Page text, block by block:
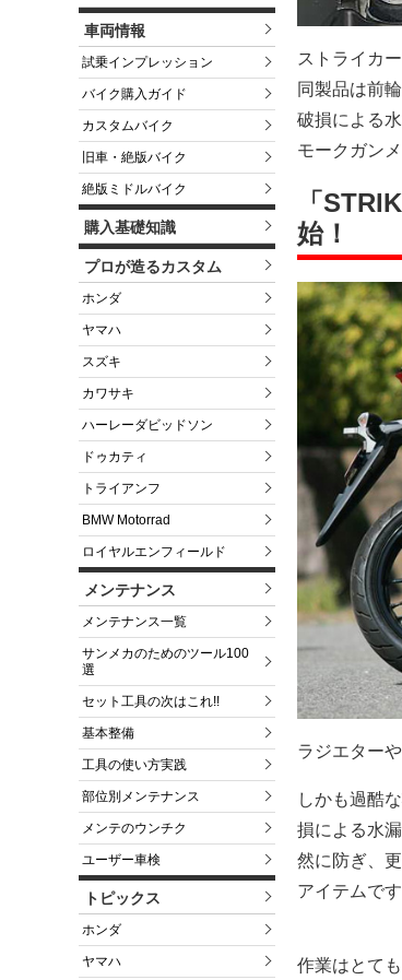
車両情報
試乗インプレッション
バイク購入ガイド
カスタムバイク
旧車・絶版バイク
絶版ミドルバイク
購入基礎知識
プロが造るカスタム
ホンダ
ヤマハ
スズキ
カワサキ
ハーレーダビッドソン
ドゥカティ
トライアンフ
BMW Motorrad
ロイヤルエンフィールド
メンテナンス
メンテナンス一覧
サンメカのためのツール100
選
セット工具の次はこれ!!
基本整備
工具の使い方実践
部位別メンテナンス
メンテのウンチク
ユーザー車検
トピックス
ホンダ
ヤマハ
ストライカ
同製品は前
破損による
モークガン
「
始！
ラジエター
しかも過酷
損による水
然に防ぎ、
アイテムです
作業はとて